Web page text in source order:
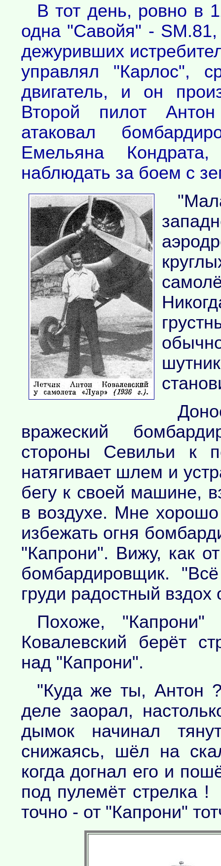
В тот день, ровно в
одна "Савойя" -
дежуривших
управлял "Карлос",
двигатель, и он
Второй пилот
атаковал
Емельяна
наблюдать за боем с
вражеский
стороны Севильи к
натягивает шлем и
бегу к своей машине,
в воздухе. Мне
избежать огня
"Капрони". Вижу, как
бомбардировщик.
груди радостный вздох
Похоже,
Ковалевский берёт
над "Капрони".
"Куда же ты,
деле заорал,
дымок начинал
снижаясь, шёл на
когда догнал его и
под пулемёт стрелка
точно - от "Капрони"